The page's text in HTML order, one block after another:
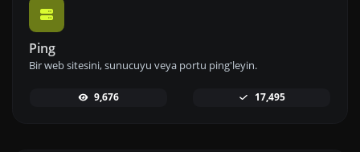
Ping
Bir web sitesini, sunucuyu veya portu ping'leyin.
9,676 17,495